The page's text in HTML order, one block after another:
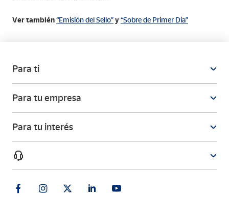
Ver también“Emisión del Sello”y“Sobre de Primer Día”
Para ti
Para tu empresa
Para tu interés